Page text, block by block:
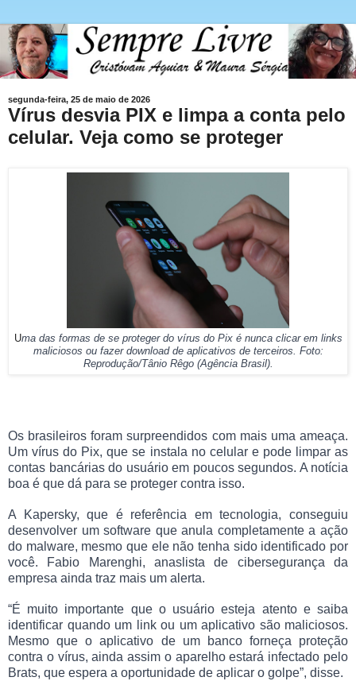
segunda-feira, 25 de maio de 2026
Vírus desvia PIX e limpa a conta pelo
celular. Veja como se proteger
Uma das formas de se proteger do vírus do Pix é nunca clicar em links
maliciosos ou fazer download de aplicativos de terceiros. Foto:
Reprodução/Tânio Rêgo (Agência Brasil).
Os brasileiros foram surpreendidos com mais uma ameaça.
Um vírus do Pix, que se instala no celular e pode limpar as
contas bancárias do usuário em poucos segundos. A notícia
boa é que dá para se proteger contra isso.
A Kapersky, que é referência em tecnologia, conseguiu
desenvolver um software que anula completamente a ação
do malware, mesmo que ele não tenha sido identificado por
você. Fabio Marenghi, anaslista de cibersegurança da
empresa ainda traz mais um alerta.
“É muito importante que o usuário esteja atento e saiba
identificar quando um link ou um aplicativo são maliciosos.
Mesmo que o aplicativo de um banco forneça proteção
contra o vírus, ainda assim o aparelho estará infectado pelo
Brats, que espera a oportunidade de aplicar o golpe”, disse.